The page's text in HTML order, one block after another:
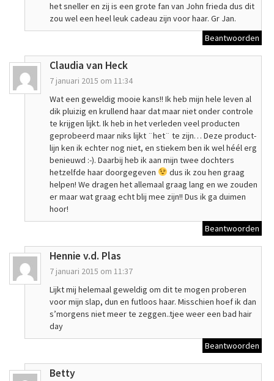
het sneller en zij is een grote fan van John frieda dus dit
zou wel een heel leuk cadeau zijn voor haar. Gr Jan.
Beantwoorden
Claudia van Heck
7 januari 2015 om 11:34
Wat een geweldig mooie kans!! Ik heb mijn hele leven al
dik pluizig en krullend haar dat maar niet onder controle
te krijgen lijkt. Ik heb in het verleden veel producten
geprobeerd maar niks lijkt ¨het¨ te zijn… Deze product-
lijn ken ik echter nog niet, en stiekem ben ik wel héél erg
benieuwd :-). Daarbij heb ik aan mijn twee dochters
hetzelfde haar doorgegeven
dus ik zou hen graag
helpen! We dragen het allemaal graag lang en we zouden
er maar wat graag echt blij mee zijn!! Dus ik ga duimen
hoor!
Beantwoorden
Hennie v.d. Plas
7 januari 2015 om 11:37
Lijkt mij helemaal geweldig om dit te mogen proberen
voor mijn slap, dun en futloos haar. Misschien hoef ik dan
s’morgens niet meer te zeggen..tjee weer een bad hair
day
Beantwoorden
Betty